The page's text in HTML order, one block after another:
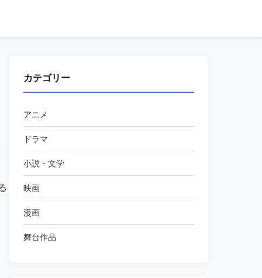
カテゴリー
アニメ
ドラマ
小説・文学
映画
漫画
舞台作品